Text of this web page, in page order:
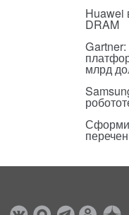
Huawei
DRAM
млрд